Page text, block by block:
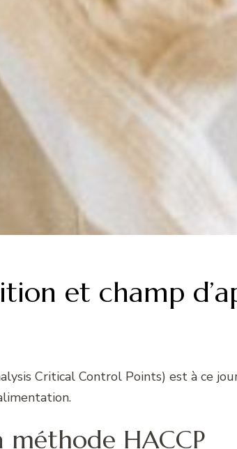
et champ
Critical Control Points) est à ce
HACCP